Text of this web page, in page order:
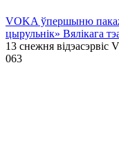
VOKA ўпершыню
цырульнік» Вялікага
13 снежня
063